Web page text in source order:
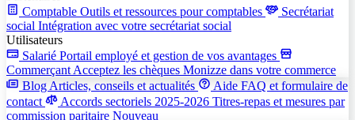
Comptable Outils et ressources pour comptables
Secrétariat
social Intégration avec votre secrétariat social
Utilisateurs
Salarié Portail employé et gestion de vos avantages
Commerçant Acceptez les chèques Monizze dans votre commerce
Blog Articles, conseils et actualités Aide FAQ et formulaire de
contact
Accords sectoriels 2025-2026 Titres-repas et mesures par
commission paritaire Nouveau